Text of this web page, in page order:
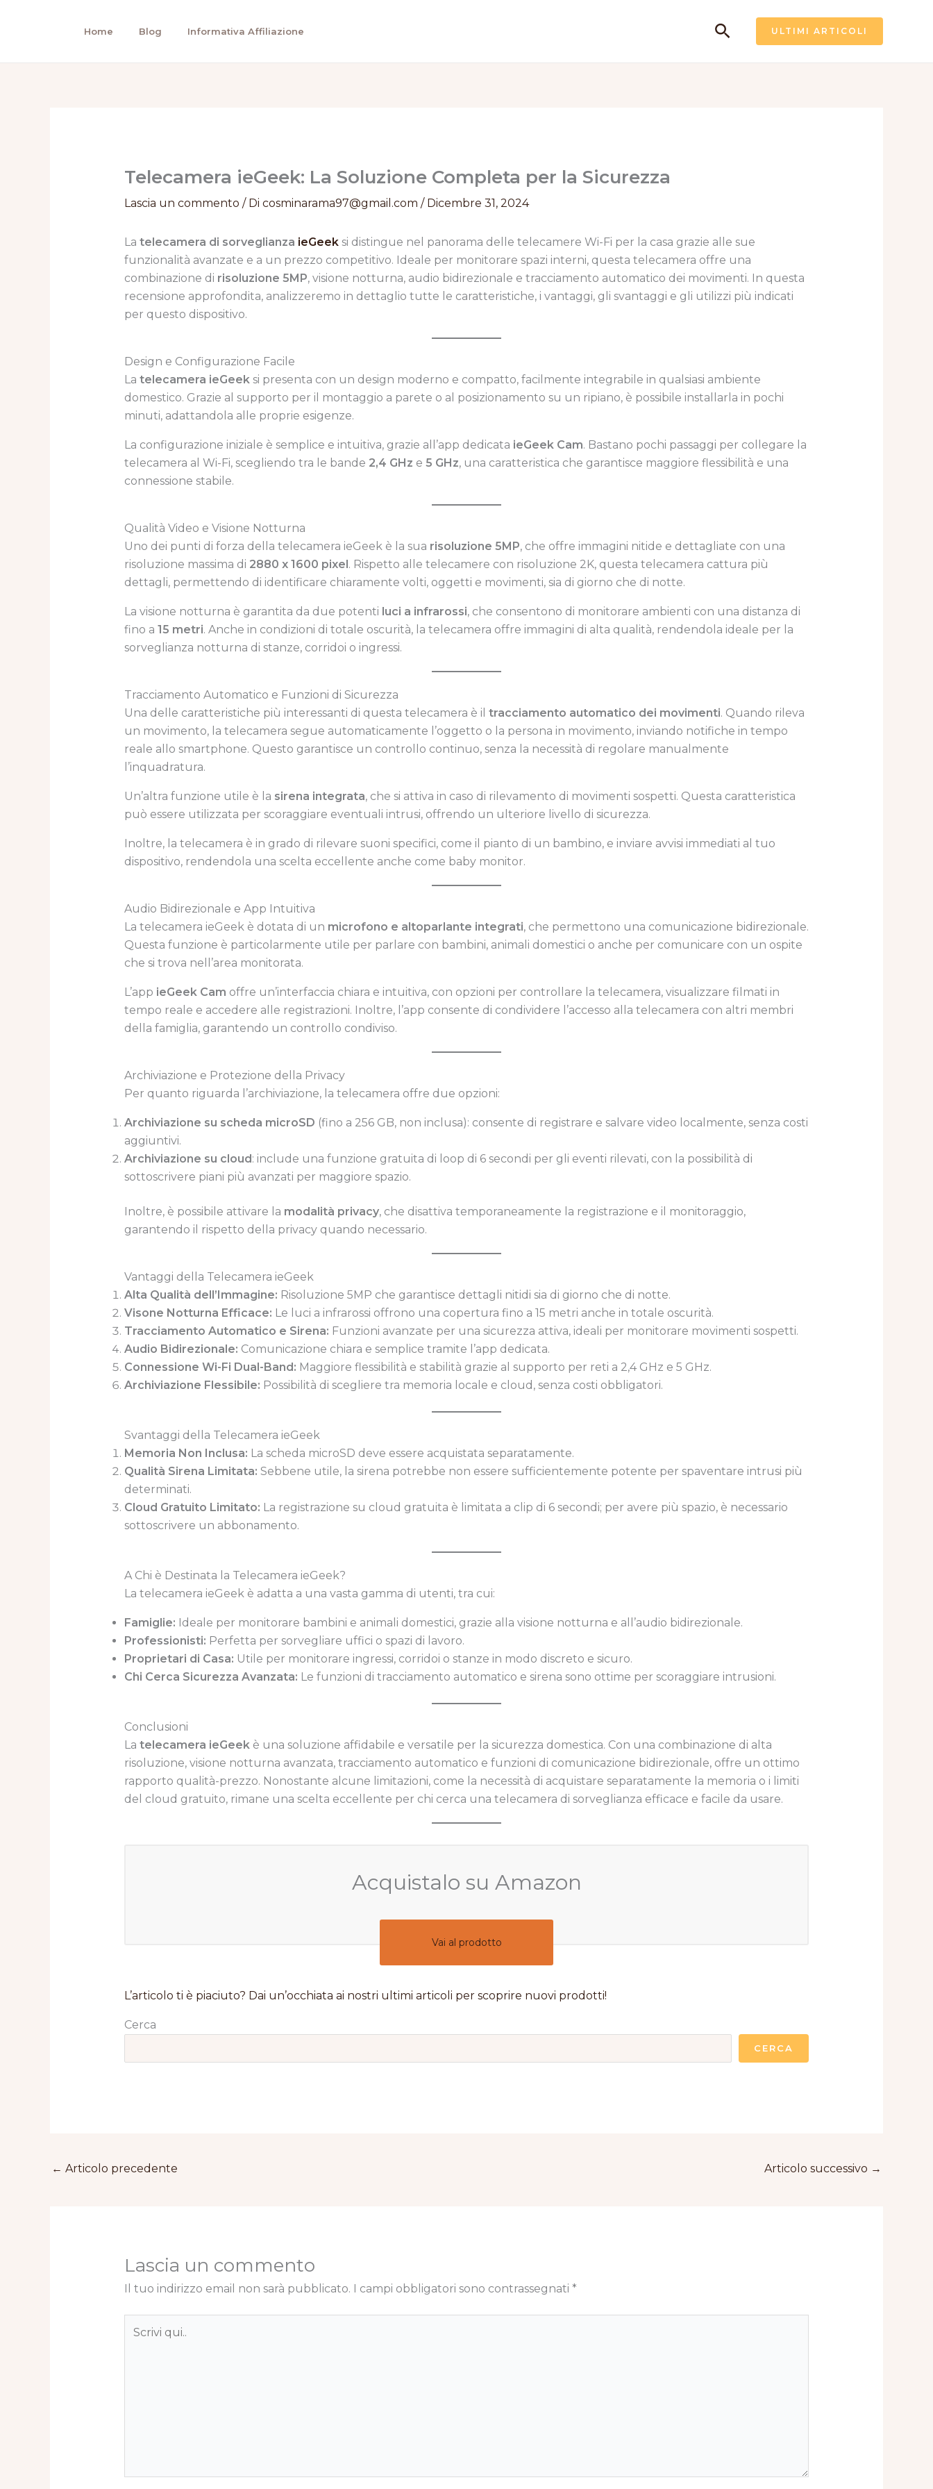
Home Blog Informativa Affiliazione Cerca ULTIMI ARTICOLI
Telecamera ieGeek: La Soluzione Completa per la Sicurezza
Lascia un commento / Di cosminarama97@gmail.com / Dicembre 31, 2024
La telecamera di sorveglianza ieGeeksi distingue nel panorama delle telecamere Wi-Fi per la casa grazie alle sue
funzionalità avanzate e a un prezzo competitivo. Ideale per monitorare spazi interni, questa telecamera offre una
combinazione di risoluzione 5MP, visione notturna, audio bidirezionale e tracciamento automatico dei movimenti. In questa
recensione approfondita, analizzeremo in dettaglio tutte le caratteristiche, i vantaggi, gli svantaggi e gli utilizzi più indicati
per questo dispositivo.
Design e Configurazione Facile
La telecamera ieGeeksi presenta con un design moderno e compatto, facilmente integrabile in qualsiasi ambiente
domestico. Grazie al supporto per il montaggio a parete o al posizionamento su un ripiano, è possibile installarla in pochi
minuti, adattandola alle proprie esigenze.
La configurazione iniziale è semplice e intuitiva, grazie all’app dedicata ieGeek Cam. Bastano pochi passaggi per collegare la
telecamera al Wi-Fi, scegliendo tra le bande 2,4 GHz e 5 GHz, una caratteristica che garantisce maggiore flessibilità e una
connessione stabile.
Qualità Video e Visione Notturna
Uno dei punti di forza della telecamera ieGeek è la sua risoluzione 5MP, che offre immagini nitide e dettagliate con una
risoluzione massima di 2880 x 1600 pixel . Rispetto alle telecamere con risoluzione 2K, questa telecamera cattura più
dettagli, permettendo di identificare chiaramente volti, oggetti e movimenti, sia di giorno che di notte.
La visione notturna è garantita da due potenti luci a infrarossi, che consentono di monitorare ambienti con una distanza di
fino a 15 metri. Anche in condizioni di totale oscurità, la telecamera offre immagini di alta qualità, rendendola ideale per la
sorveglianza notturna di stanze, corridoi o ingressi.
Tracciamento Automatico e Funzioni di Sicurezza
Una delle caratteristiche più interessanti di questa telecamera è il tracciamento automatico dei movimenti. Quando rileva
un movimento, la telecamera segue automaticamente l’oggetto o la persona in movimento, inviando notifiche in tempo
reale allo smartphone. Questo garantisce un controllo continuo, senza la necessità di regolare manualmente
l’inquadratura.
Un’altra funzione utile è la sirena integrata, che si attiva in caso di rilevamento di movimenti sospetti. Questa caratteristica
può essere utilizzata per scoraggiare eventuali intrusi, offrendo un ulteriore livello di sicurezza.
Inoltre, la telecamera è in grado di rilevare suoni specifici, come il pianto di un bambino, e inviare avvisi immediati al tuo
dispositivo, rendendola una scelta eccellente anche come baby monitor.
Audio Bidirezionale e App Intuitiva
La telecamera ieGeek è dotata di un microfono e altoparlante integrati, che permettono una comunicazione bidirezionale.
Questa funzione è particolarmente utile per parlare con bambini, animali domestici o anche per comunicare con un ospite
che si trova nell’area monitorata.
L’app ieGeek Cam offre un’interfaccia chiara e intuitiva, con opzioni per controllare la telecamera, visualizzare filmati in
tempo reale e accedere alle registrazioni. Inoltre, l’app consente di condividere l’accesso alla telecamera con altri membri
della famiglia, garantendo un controllo condiviso.
Archiviazione e Protezione della Privacy
Per quanto riguarda l’archiviazione, la telecamera offre due opzioni:
Archiviazione su scheda microSD (fino a 256 GB, non inclusa): consente di registrare e salvare video localmente, senza costi
aggiuntivi.
Archiviazione su cloud : include una funzione gratuita di loop di 6 secondi per gli eventi rilevati, con la possibilità di
sottoscrivere piani più avanzati per maggiore spazio.
Inoltre, è possibile attivare la modalità privacy, che disattiva temporaneamente la registrazione e il monitoraggio,
garantendo il rispetto della privacy quando necessario.
Vantaggi della Telecamera ieGeek
Alta Qualità dell’Immagine: Risoluzione 5MP che garantisce dettagli nitidi sia di giorno che di notte.
Visone Notturna Efficace: Le luci a infrarossi offrono una copertura fino a 15 metri anche in totale oscurità.
Tracciamento Automatico e Sirena: Funzioni avanzate per una sicurezza attiva, ideali per monitorare movimenti sospetti.
Audio Bidirezionale: Comunicazione chiara e semplice tramite l’app dedicata.
Connessione Wi-Fi Dual-Band: Maggiore flessibilità e stabilità grazie al supporto per reti a 2,4 GHz e 5 GHz.
Archiviazione Flessibile: Possibilità di scegliere tra memoria locale e cloud, senza costi obbligatori.
Svantaggi della Telecamera ieGeek
Memoria Non Inclusa: La scheda microSD deve essere acquistata separatamente.
Qualità Sirena Limitata: Sebbene utile, la sirena potrebbe non essere sufficientemente potente per spaventare intrusi più
determinati.
Cloud Gratuito Limitato: La registrazione su cloud gratuita è limitata a clip di 6 secondi; per avere più spazio, è necessario
sottoscrivere un abbonamento.
A Chi è Destinata la Telecamera ieGeek?
La telecamera ieGeek è adatta a una vasta gamma di utenti, tra cui:
Famiglie: Ideale per monitorare bambini e animali domestici, grazie alla visione notturna e all’audio bidirezionale.
Professionisti: Perfetta per sorvegliare uffici o spazi di lavoro.
Proprietari di Casa: Utile per monitorare ingressi, corridoi o stanze in modo discreto e sicuro.
Chi Cerca Sicurezza Avanzata: Le funzioni di tracciamento automatico e sirena sono ottime per scoraggiare intrusioni.
Conclusioni
La telecamera ieGeekè una soluzione affidabile e versatile per la sicurezza domestica. Con una combinazione di alta
risoluzione, visione notturna avanzata, tracciamento automatico e funzioni di comunicazione bidirezionale, offre un ottimo
rapporto qualità-prezzo. Nonostante alcune limitazioni, come la necessità di acquistare separatamente la memoria o i limiti
del cloud gratuito, rimane una scelta eccellente per chi cerca una telecamera di sorveglianza efficace e facile da usare.
Acquistalo su Amazon
Vai al prodotto
L’articolo ti è piaciuto? Dai un’occhiata ai nostri ultimi articoli per scoprire nuovi prodotti!
Cerca
CERCA
← Articolo precedente Articolo successivo →
Lascia un commento
Il tuo indirizzo email non sarà pubblicato. I campi obbligatori sono contrassegnati *